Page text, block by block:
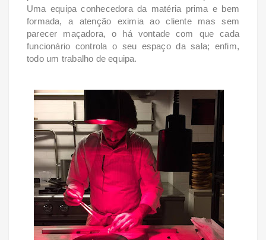
Uma equipa conhecedora da matéria prima e bem
formada, a atenção eximia ao cliente mas sem
parecer maçadora, o há vontade com que cada
funcionário controla o seu espaço da sala; enfim,
todo um trabalho de equipa.